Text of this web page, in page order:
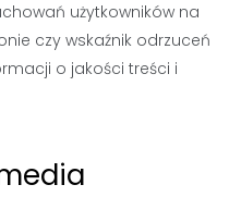
użytkowników na
czy wskaźnik odrzuceń
o jakości treści i